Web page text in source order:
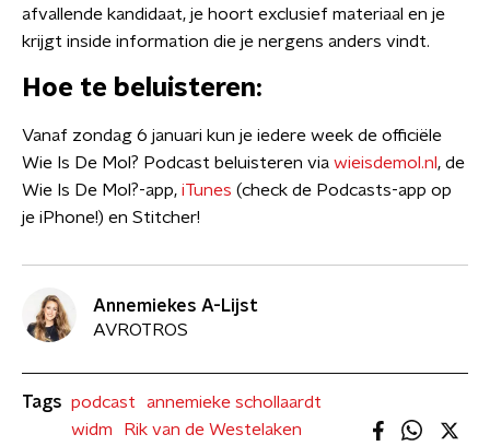
afvallende kandidaat, je hoort exclusief materiaal en je
krijgt inside information die je nergens anders vindt.
Hoe te beluisteren:
Vanaf zondag 6 januari kun je iedere week de officiële
Wie Is De Mol? Podcast beluisteren via wieisdemol.nl , de
Wie Is De Mol?-app, iTunes (check de Podcasts-app op
je iPhone!) en Stitcher!
Annemiekes A-Lijst
AVROTROS
Tags podcast
annemieke schollaardt
widm
Rik van de Westelaken